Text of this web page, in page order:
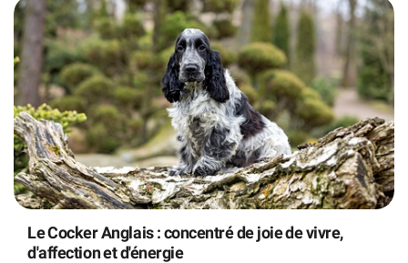
Le Cocker Anglais : concentré de joie de vivre,
d'affection et d'énergie